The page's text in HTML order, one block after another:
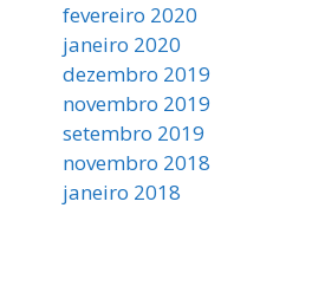
fevereiro 2020
janeiro 2020
dezembro 2019
novembro 2019
setembro 2019
novembro 2018
janeiro 2018